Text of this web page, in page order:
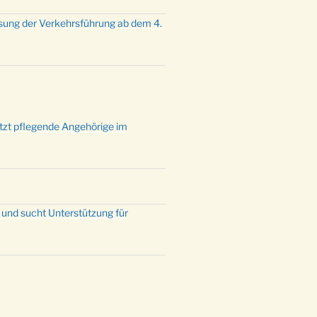
der Verkehrsführung ab dem 4.
pflegende Angehörige im
sucht Unterstützung für